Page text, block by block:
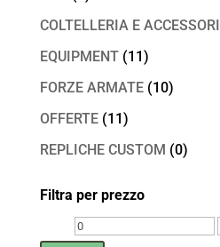
COLTELLERIA E ACCESSORI
EQUIPMENT (11)
FORZE ARMATE (10)
OFFERTE (11)
REPLICHE CUSTOM (0)
Filtra per prezzo
Prezzo